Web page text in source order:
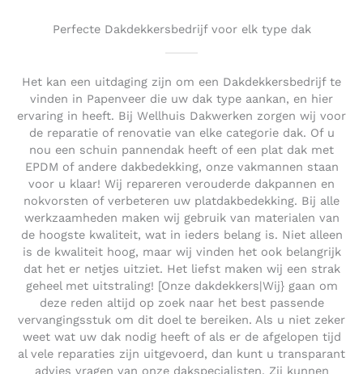
Perfecte Dakdekkersbedrijf voor elk type dak
Het kan een uitdaging zijn om een Dakdekkersbedrijf te
vinden in Papenveer die uw dak type aankan, en hier
ervaring in heeft. Bij Wellhuis Dakwerken zorgen wij voor
de reparatie of renovatie van elke categorie dak. Of u
nou een schuin pannendak heeft of een plat dak met
EPDM of andere dakbedekking, onze vakmannen staan
voor u klaar! Wij repareren verouderde dakpannen en
nokvorsten of verbeteren uw platdakbedekking. Bij alle
werkzaamheden maken wij gebruik van materialen van
de hoogste kwaliteit, wat in ieders belang is. Niet alleen
is de kwaliteit hoog, maar wij vinden het ook belangrijk
dat het er netjes uitziet. Het liefst maken wij een strak
geheel met uitstraling! [Onze dakdekkers|Wij} gaan om
deze reden altijd op zoek naar het best passende
vervangingsstuk om dit doel te bereiken. Als u niet zeker
weet wat uw dak nodig heeft of als er de afgelopen tijd
al vele reparaties zijn uitgevoerd, dan kunt u transparant
advies vragen van onze dakspecialisten. Zij kunnen